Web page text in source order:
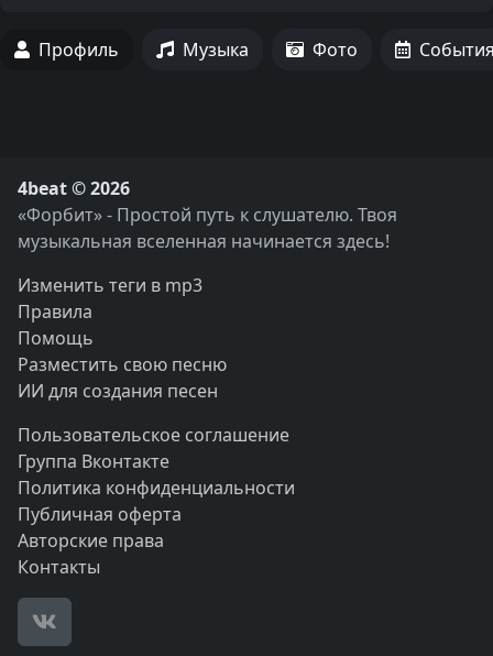
Профиль Музыка Фото
4beat © 2026
«Форбит» - Простой путь к слушателю. Твоя
музыкальная вселенная начинается здесь!
Изменить теги в mp3
Правила
Помощь
Разместить свою песню
ИИ для создания песен
Пользовательское соглашение
Группа Вконтакте
Политика конфиденциальности
Публичная оферта
Авторские права
Контакты